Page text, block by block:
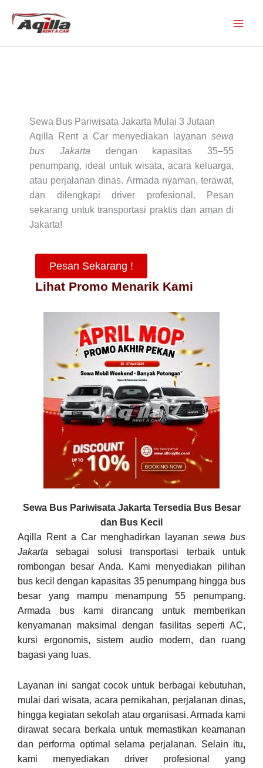
Sewa Bus Pariwisata Jakarta Mulai 3 Jutaan
Aqilla Rent a Car menyediakan layanan sewa
bus Jakarta dengan kapasitas 35–55
penumpang, ideal untuk wisata, acara keluarga,
atau perjalanan dinas. Armada nyaman, terawat,
dan dilengkapi driver profesional. Pesan
sekarang untuk transportasi praktis dan aman di
Jakarta!
Pesan Sekarang !
Lihat Promo Menarik Kami
Sewa Bus Pariwisata Jakarta Tersedia Bus Besar
dan Bus Kecil
Aqilla Rent a Car menghadirkan layanansewa bus
Jakarta sebagai solusi transportasi terbaik untuk
rombongan besar Anda. Kami menyediakan pilihan
bus kecil dengan kapasitas 35 penumpang hingga bus
besar yang mampu menampung 55 penumpang.
Armada bus kami dirancang untuk memberikan
kenyamanan maksimal dengan fasilitas seperti AC,
kursi ergonomis, sistem audio modern, dan ruang
bagasi yang luas.
Layanan ini sangat cocok untuk berbagai kebutuhan,
mulai dari wisata, acara pernikahan, perjalanan dinas,
hingga kegiatan sekolah atau organisasi. Armada kami
dirawat secara berkala untuk memastikan keamanan
dan performa optimal selama perjalanan. Selain itu,
kami menyediakan driver profesional yang